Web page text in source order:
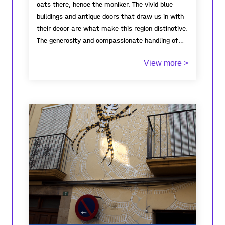
cats there, hence the moniker. The vivid blue
buildings and antique doors that draw us in with
their decor are what make this region distinctive.
The generosity and compassionate handling of
unique. I recently came to this specific place
feed the cats, whom in turn rushed in from all
directions as soon as they scented the fish. This
area seems to be a cat's paradise on earth, as
cats live there contentedly and joyously. From
this point on, I had the notion to use the blue
walls of the houses as mirrors to symbolize the
comfortable lifestyle that cats enjoy . I affixed
the wallpaper that had been printed with my
digital paintings, which were inspired by the
gaming world, with the assistance of the
View more >